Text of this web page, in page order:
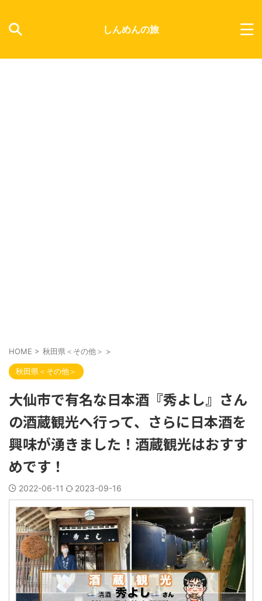
しんめんの旅
HOME > 秋田県＜その他＞ >
秋田県＜その他＞
大仙市で有名な日本酒『秀よし』さん
の酒蔵観光へ行って、さらに日本酒を
興味が湧きました！酒蔵観光はおすす
めです！
2022-06-11 2023-09-16